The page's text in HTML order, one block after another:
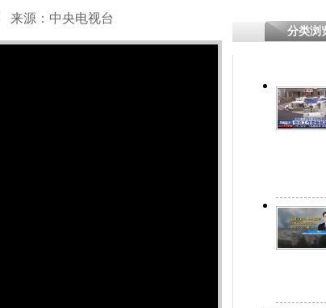
来源：中央电视台
分类浏